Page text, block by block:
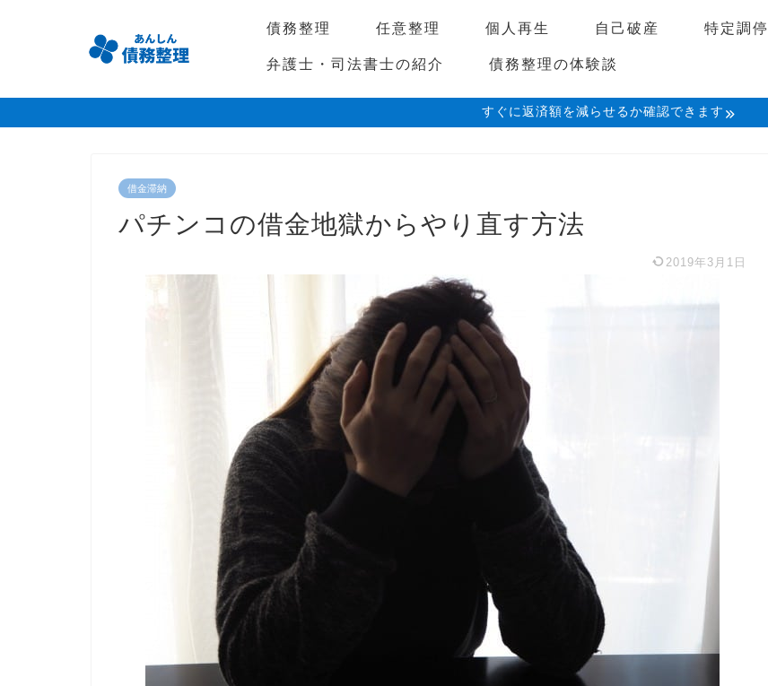
債務整理 任意整理 個人再生 自己破産 特定調停
弁護士・司法書士の紹介
債務整理の体験談
すぐに返済額を減らせるか確認できます
借金滞納
パチンコの借金地獄からやり直す方法
2019年3月1日